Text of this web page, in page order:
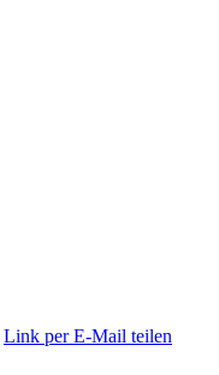
Link per E-Mail teilen